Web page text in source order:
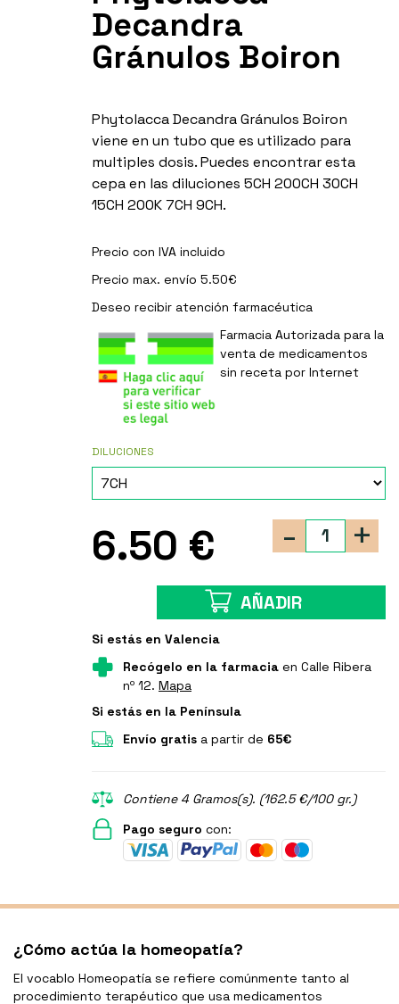
Decandra
Gránulos Boiron
Phytolacca Decandra Gránulos Boiron
viene en un tubo que es utilizado para
multiples dosis. Puedes encontrar esta
cepa en las diluciones 5CH 200CH 30CH
15CH 200K 7CH 9CH.
Precio con IVA incluido
Precio max. envío 5.50€
Deseo recibir atención farmacéutica
Farmacia Autorizada para la
venta de medicamentos
sin receta por Internet
DILUCIONES
6.50 € +
-
AÑADIR
Si estás en Valencia
Recógelo en la farmacia en Calle Ribera
nº 12. Mapa
Si estás en la Península
Envío gratis a partir de 65€
Contiene 4 Gramos(s). (162.5 €/100 gr.)
Pago seguro con:
¿Cómo actúa la homeopatía?
El vocablo Homeopatía se refiere comúnmente tanto al
procedimiento terapéutico que usa medicamentos